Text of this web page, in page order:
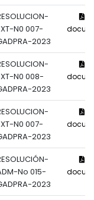
N0 007-
2023
N0 008-
2023
N0 007-
2023
No 015-
2023